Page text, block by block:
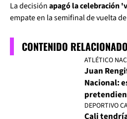
La decisiónapagó la celebración
empate en la semifinal de vuelta
CONTENIDO RELACIONADO
ATLÉTICO
Juan
Nacional:
DEPORTIVO